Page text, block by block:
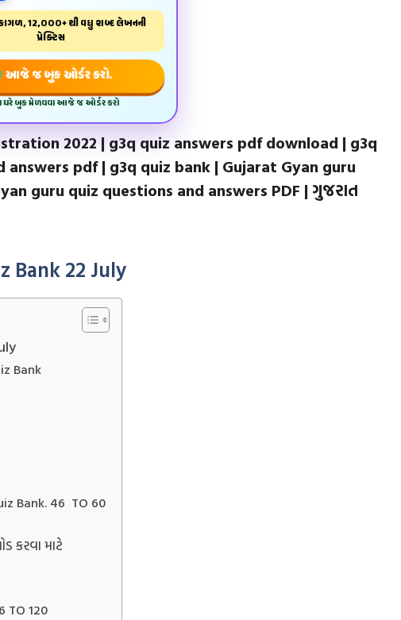
12,000+ થી વધુ શબ્દ લેખનની
પ્રેક્ટિસ
આજે જ બુક ઓર્ડર કરો.
ઘરે બુક મેળવવા આજે જ ઓર્ડર કરો
2022 | g3q quiz answers pdf download | g3q
pdf | g3q quiz bank | Gujarat Gyan guru
guru quiz questions and answers PDF | ગુજરાત
Bank 22 July
Bank
Bank. 46 TO 60
કરવા માટે
TO 120